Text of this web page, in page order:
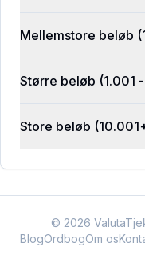
Mellemstore beløb
Større beløb (1.001
Store beløb
© 2026
BlogOrdbogOm os